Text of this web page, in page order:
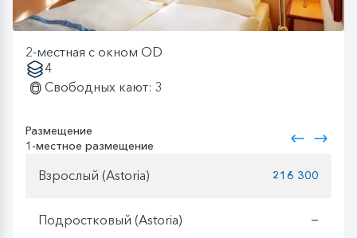
2-местная с окном OD
4
Свободных кают: 3
Размещение
1-местное размещение
Взрослый (Astoria) 216 300
Подростковый (Astoria) —